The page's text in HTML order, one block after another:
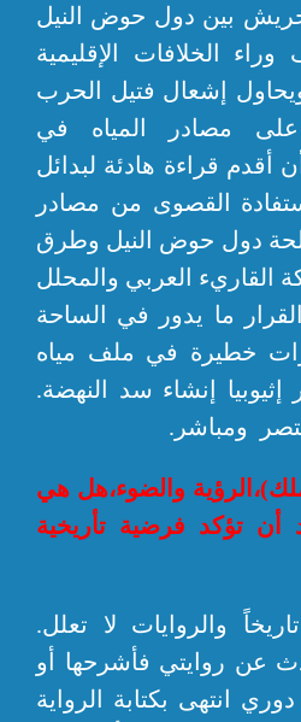
بين دول حوض النيل
الخلافات الإقليمية
إشعال فتيل الحرب
على مصادر المياه في
أقدم قراءة هادئة لبدائل
القصوى من مصادر
دول حوض النيل وطرق
القاريء العربي والمحلل
ما يدور في الساحة
خطيرة في ملف مياه
إثيوبيا إنشاء سد النهضة.
ومباشر.
والضوء،هل هي
أن تؤكد فرضية تأريخية
والروايات لا تعلل.
عن روايتي فأشرحها أو
انتهى بكتابة الرواية